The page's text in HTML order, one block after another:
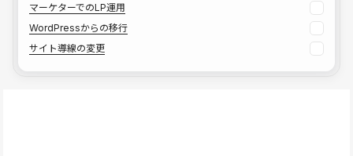
マーケターでのLP運用
WordPressからの移行
サイト導線の変更